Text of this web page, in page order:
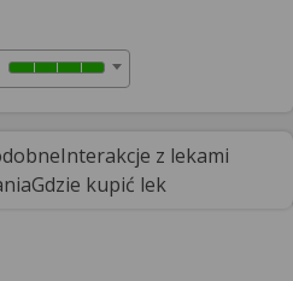
Interakcje z lekami
Gdzie kupić lek